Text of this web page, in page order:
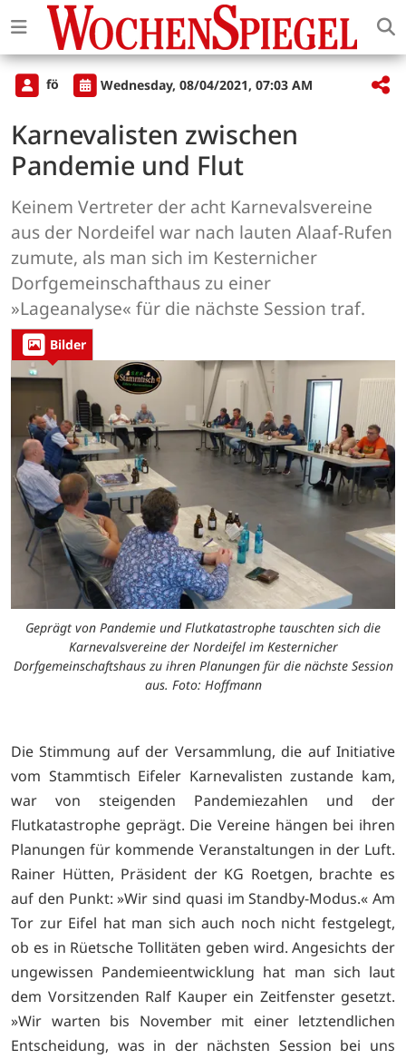
fö Wednesday, 08/04/2021, 07:03 AM
Karnevalisten zwischen
Pandemie und Flut
Keinem Vertreter der acht Karnevalsvereine
aus der Nordeifel war nach lauten Alaaf-Rufen
zumute, als man sich im Kesternicher
Dorfgemeinschafthaus zu einer
»Lageanalyse« für die nächste Session traf.
Bilder
Geprägt von Pandemie und Flutkatastrophe tauschten sich die
Karnevalsvereine der Nordeifel im Kesternicher
Dorfgemeinschaftshaus zu ihren Planungen für die nächste Session
aus. Foto: Hoffmann
Die Stimmung auf der Versammlung, die auf Initiative
vom Stammtisch Eifeler Karnevalisten zustande kam,
war von steigenden Pandemiezahlen und der
Flutkatastrophe geprägt. Die Vereine hängen bei ihren
Planungen für kommende Veranstaltungen in der Luft.
Rainer Hütten, Präsident der KG Roetgen, brachte es
auf den Punkt: »Wir sind quasi im Standby-Modus.« Am
Tor zur Eifel hat man sich auch noch nicht festgelegt,
ob es in Rüetsche Tollitäten geben wird. Angesichts der
ungewissen Pandemieentwicklung hat man sich laut
dem Vorsitzenden Ralf Kauper ein Zeitfenster gesetzt.
»Wir warten bis November mit einer letztendlichen
Entscheidung, was in der nächsten Session bei uns